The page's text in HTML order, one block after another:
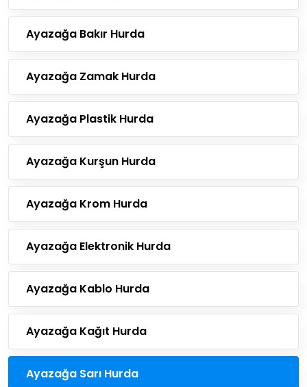
Ayazağa Bakır Hurda
Ayazağa Zamak Hurda
Ayazağa Plastik Hurda
Ayazağa Kurşun Hurda
Ayazağa Krom Hurda
Ayazağa Elektronik Hurda
Ayazağa Kablo Hurda
Ayazağa Kağıt Hurda
Ayazağa Sarı Hurda